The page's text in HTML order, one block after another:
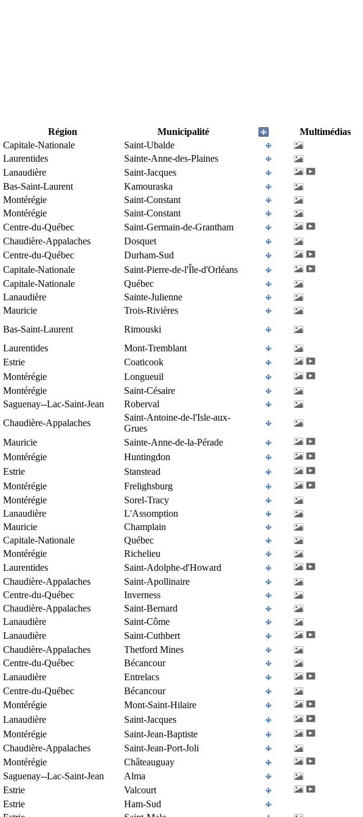
Région Municipalité
Multimédias
Capitale-Nationale
Saint-Ubalde
Laurentides
Sainte-Anne-des-Plaines
Lanaudière
Saint-Jacques
Bas-Saint-Laurent
Kamouraska
Montérégie
Saint-Constant
Montérégie
Saint-Constant
Centre-du-Québec
Saint-Germain-de-Grantham
Chaudière-Appalaches
Dosquet
Centre-du-Québec
Durham-Sud
Capitale-Nationale
Saint-Pierre-de-l'Île-d'Orléans
Capitale-Nationale
Québec
Lanaudière
Sainte-Julienne
Mauricie
Trois-Rivières
Bas-Saint-Laurent
Rimouski
Laurentides
Mont-Tremblant
Estrie
Coaticook
Montérégie
Longueuil
Montérégie
Saint-Césaire
Saguenay--Lac-Saint-Jean
Roberval
Chaudière-Appalaches
Saint-Antoine-de-l'Isle-aux-
Grues
Mauricie
Sainte-Anne-de-la-Pérade
Montérégie
Huntingdon
Estrie
Stanstead
Montérégie
Frelighsburg
Montérégie
Sorel-Tracy
Lanaudière
L'Assomption
Mauricie
Champlain
Capitale-Nationale
Québec
Montérégie
Richelieu
Laurentides
Saint-Adolphe-d'Howard
Chaudière-Appalaches
Saint-Apollinaire
Centre-du-Québec
Inverness
Chaudière-Appalaches
Saint-Bernard
Lanaudière
Saint-Côme
Lanaudière
Saint-Cuthbert
Chaudière-Appalaches
Thetford Mines
Centre-du-Québec
Bécancour
Lanaudière
Entrelacs
Centre-du-Québec
Bécancour
Montérégie
Mont-Saint-Hilaire
Lanaudière
Saint-Jacques
Montérégie
Saint-Jean-Baptiste
Chaudière-Appalaches
Saint-Jean-Port-Joli
Montérégie
Châteauguay
Saguenay--Lac-Saint-Jean
Alma
Estrie
Valcourt
Estrie
Ham-Sud